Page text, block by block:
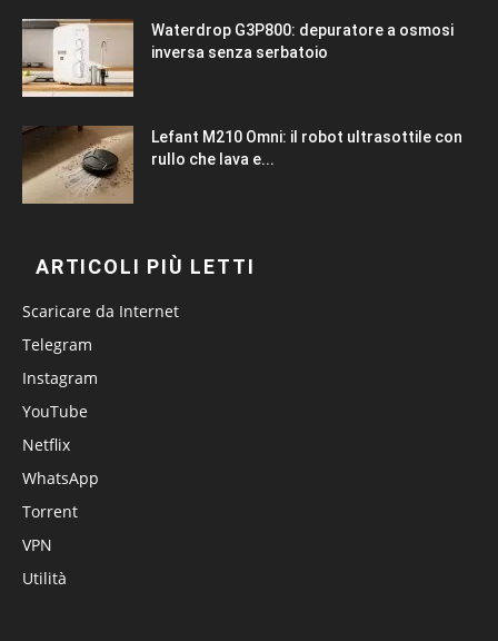
Waterdrop G3P800: depuratore a osmosi
inversa senza serbatoio
Lefant M210 Omni: il robot ultrasottile con
rullo che lava e...
ARTICOLI PIÙ LETTI
Scaricare da Internet
Telegram
Instagram
YouTube
Netflix
WhatsApp
Torrent
VPN
Utilità